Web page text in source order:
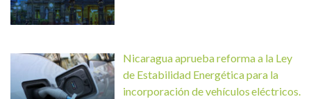
Nicaragua aprueba reforma a la Ley
de Estabilidad Energética para la
incorporación de vehículos eléctricos.